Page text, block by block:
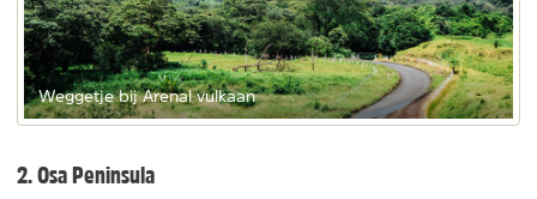
Weggetje bij Arenal vulkaan
2. Osa Peninsula